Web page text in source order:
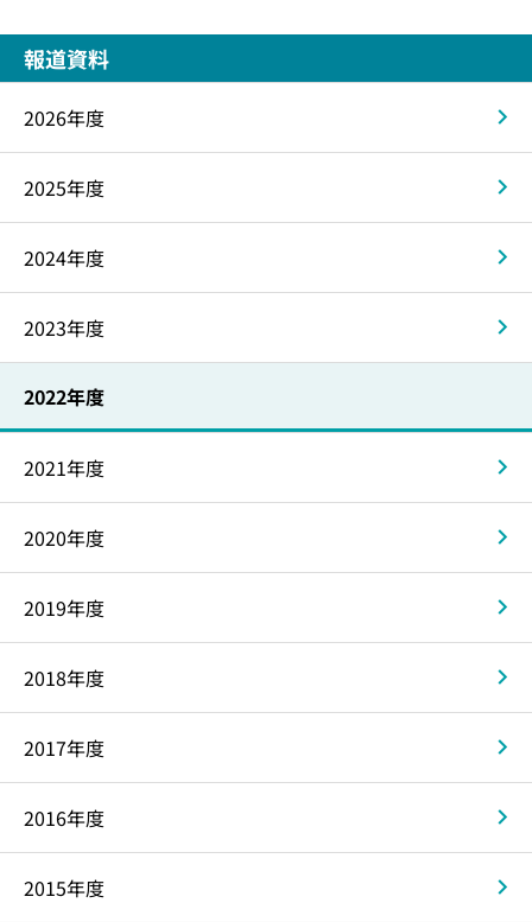
報道資料
2026年度
2025年度
2024年度
2023年度
2022年度
2021年度
2020年度
2019年度
2018年度
2017年度
2016年度
2015年度